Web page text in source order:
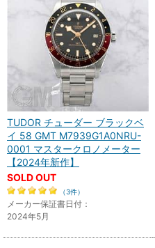
TUDOR チューダー ブラックベ
イ 58 GMT M7939G1A0NRU-
0001 マスタークロノメーター
【2024年新作】
SOLD OUT
（3件）
メーカー保証書日付：
2024年5月